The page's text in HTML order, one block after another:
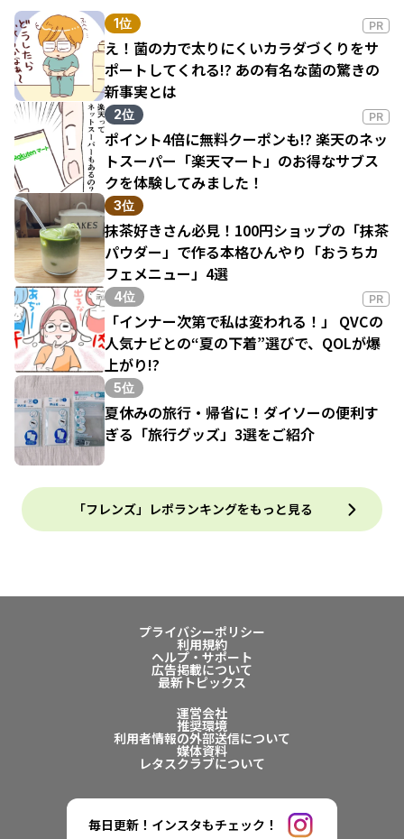
1位 PR
え！菌の力で太りにくいカラダづくりをサ
ポートしてくれる!? あの有名な菌の驚きの
新事実とは
2位 PR
ポイント4倍に無料クーポンも!? 楽天のネッ
トスーパー「楽天マート」のお得なサブス
クを体験してみました！
3位
抹茶好きさん必見！100円ショップの「抹茶
パウダー」で作る本格ひんやり「おうちカ
フェメニュー」4選
4位 PR
「インナー次第で私は変われる！」 QVCの
人気ナビとの“夏の下着”選びで、QOLが爆
上がり!?
5位
夏休みの旅行・帰省に！ダイソーの便利す
ぎる「旅行グッズ」3選をご紹介
「フレンズ」レポランキングをもっと見る
プライバシーポリシー
利用規約
ヘルプ・サポート
広告掲載について
最新トピックス
運営会社
推奨環境
利用者情報の外部送信について
媒体資料
レタスクラブについて
毎日更新！インスタもチェック！